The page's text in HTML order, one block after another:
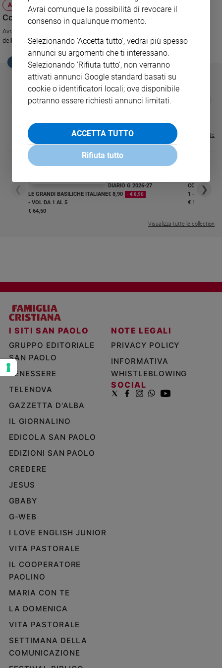
Sanremo
e
streaming
Musica
Famiglia
educazione
Genitori
figli
Nonni
Riflessioni
Video
Privacy
Policy
Chi
siamo
Pubblicità
Registrati
Redazione
Social
ATTUALITÀ
Convegno Amci a Milano
Avrà luogo sabato 26 novembre il tradizionale approfondimento annuale
dell'associazione lombarda dei medici cattolici. A tema la malattia.
EDICOLA SAN PAOLO
€ 34,80 € 21,90 37%
FAMIGLIA CRISTIANA
€ 104,00 € 83,00 20%
Visualizza tutte le riviste
❮
LE GRANDI BASILICHE ITALIANE
- VOL DA 1 AL 5
€ 64,50
DIARIO G 2026-27
€ 8,90
- € 8,90
COLLANA
1 - 2
€ 18,50
❯
Visualizza tutte le collection
I SITI SAN PAOLO
GRUPPO EDITORIALE
SAN PAOLO
BENESSERE
TELENOVA
GAZZETTA D'ALBA
IL GIORNALINO
EDICOLA SAN PAOLO
EDIZIONI SAN PAOLO
CREDERE
JESUS
GBABY
G-WEB
I LOVE ENGLISH JUNIOR
VITA PASTORALE
IL COOPERATORE
PAOLINO
MARIA CON TE
LA DOMENICA
VITA PASTORALE
SETTIMANA DELLA
COMUNICAZIONE
NOTE LEGALI
PRIVACY POLICY
INFORMATIVA
WHISTLEBLOWING
SOCIAL
Avrai comunque la possibilità di revocare il
consenso in qualunque momento.
Selezionando 'Accetta tutto', vedrai più spesso
annunci su argomenti che ti interessano.
Selezionando 'Rifiuta tutto', non verranno
attivati annunci Google standard basati su
cookie o identificatori locali; ove disponibile
potranno essere richiesti annunci limitati.
ACCETTA TUTTO
Rifiuta tutto